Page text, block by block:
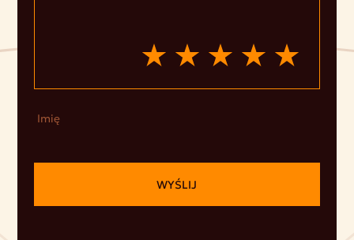
Imię
WYŚLIJ